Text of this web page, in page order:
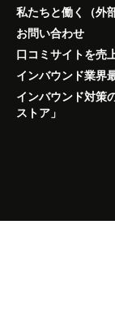
私たちと働く（外
お問い合わせ
口コミサイトを売
インバウンド業界
インバウンド対策
ストア」